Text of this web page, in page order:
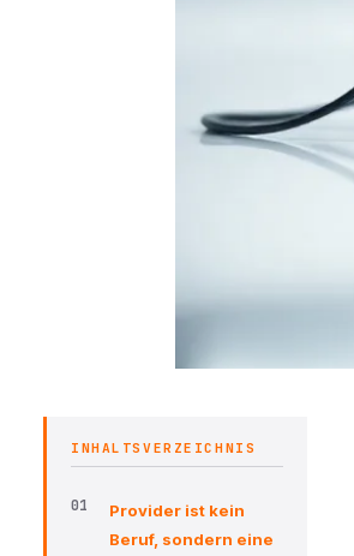
INHALTSVERZEICHNIS
Provider ist kein
Beruf, sondern eine